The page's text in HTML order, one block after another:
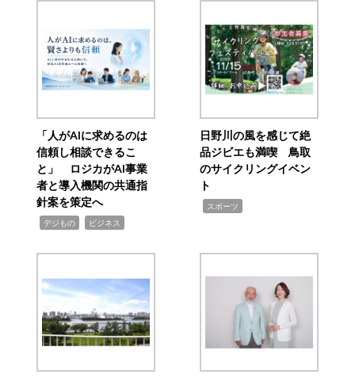
「人がAIに求めるのは
信頼し相談できるこ
と」 ロジカがAI事業
者と導入機関の共通指
針案を策定へ
デジもの ビジネス
日野川の風を感じて絶
品ジビエも満喫 鳥取
のサイクリングイベン
ト
スポーツ